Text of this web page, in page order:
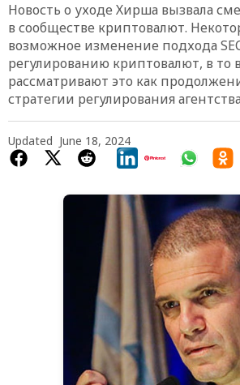
Chia
$1.34
4.91%
Новость о уходе Хирша вызвала
в сообществе криптовалют.
возможное изменение подхода
регулированию криптовалют, в то
рассматривают это как
стратегии регулирования
Updated June 18, 2024